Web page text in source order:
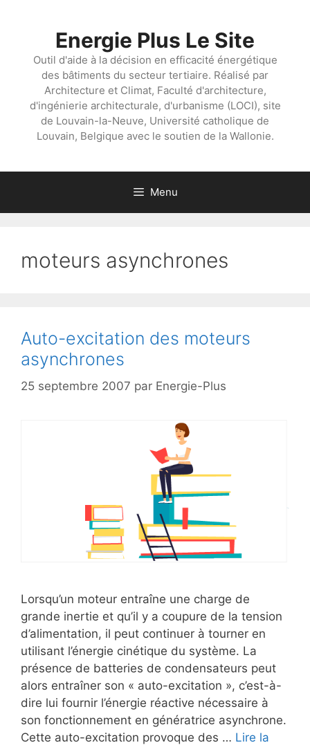
Energie Plus Le Site
Outil d'aide à la décision en efficacité énergétique
des bâtiments du secteur tertiaire. Réalisé par
Architecture et Climat, Faculté d'architecture,
d'ingénierie architecturale, d'urbanisme (LOCI), site
de Louvain-la-Neuve, Université catholique de
Louvain, Belgique avec le soutien de la Wallonie.
Menu
moteurs asynchrones
Auto-excitation des moteurs
asynchrones
25 septembre 2007 par Energie-Plus
Lorsqu’un moteur entraîne une charge de
grande inertie et qu’il y a coupure de la tension
d’alimentation, il peut continuer à tourner en
utilisant l’énergie cinétique du système. La
présence de batteries de condensateurs peut
alors entraîner son « auto-excitation », c’est-à-
dire lui fournir l’énergie réactive nécessaire à
son fonctionnement en génératrice asynchrone.
Cette auto-excitation provoque des … Lire la